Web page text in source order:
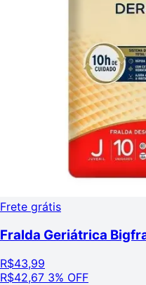
Frete grátis
Fralda Geriátrica
R$43,99
R$42,67 3% OFF